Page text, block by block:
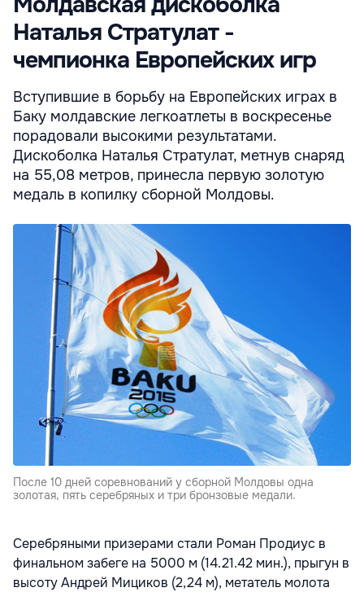
Наталья Стратулат -
чемпионка Европейских игр
Вступившие в борьбу на Европейских играх в
Баку молдавские легкоатлеты в воскресенье
порадовали высокими результатами.
Дискоболка Наталья Стратулат, метнув снаряд
на 55,08 метров, принесла первую золотую
медаль в копилку сборной Молдовы.
После 10 дней соревнований у сборной Молдовы одна
золотая, пять серебряных и три бронзовые медали.
Серебряными призерами стали Роман Продиус в
финальном забеге на 5000 м (14.21.42 мин.), прыгун в
высоту Андрей Мициков (2,24 м), метатель молота